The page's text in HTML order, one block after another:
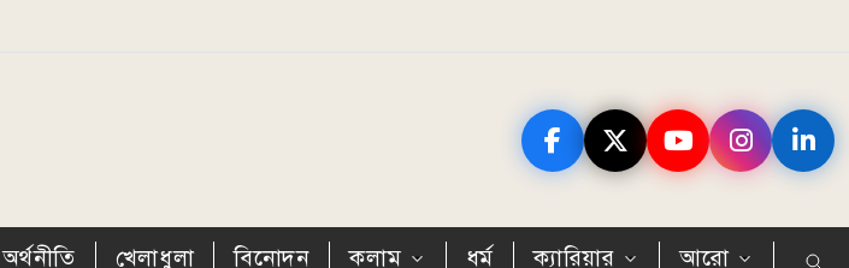
অর্থনীতি খেলাধুলা বিনোদন কলাম ধর্ম ক্যারিয়ার আরো